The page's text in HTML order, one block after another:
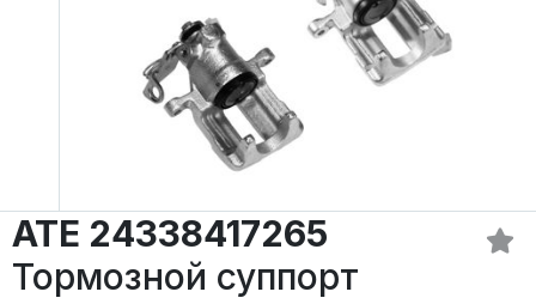
ATE 24338417265
Тормозной суппорт